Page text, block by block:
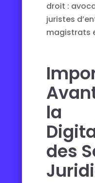
droit :
juristes
magistrats
la
des